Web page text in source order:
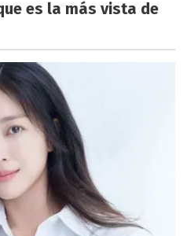
es la más vista de